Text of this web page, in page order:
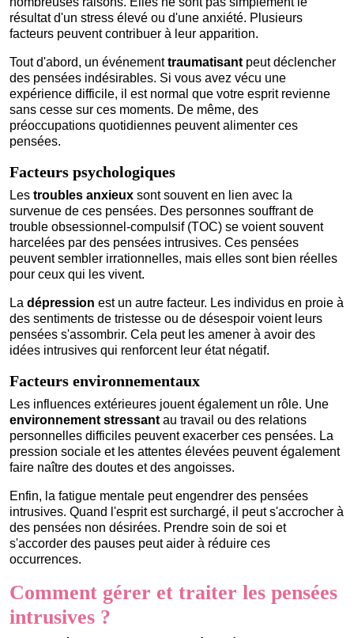
résultat d'un stress élevé ou d'une anxiété. Plusieurs
facteurs peuvent contribuer à leur apparition.
Tout d'abord, un événementtraumatisant peut déclencher
des pensées indésirables. Si vous avez vécu une
expérience difficile, il est normal que votre esprit revienne
sans cesse sur ces moments. De même, des
préoccupations quotidiennes peuvent alimenter ces
pensées.
Facteurs psychologiques
Les troubles anxieux sont souvent en lien avec la
survenue de ces pensées. Des personnes souffrant de
trouble obsessionnel-compulsif (TOC) se voient souvent
harcelées par des pensées intrusives. Ces pensées
peuvent sembler irrationnelles, mais elles sont bien réelles
pour ceux qui les vivent.
La dépression est un autre facteur. Les individus en proie à
des sentiments de tristesse ou de désespoir voient leurs
pensées s'assombrir. Cela peut les amener à avoir des
idées intrusives qui renforcent leur état négatif.
Facteurs environnementaux
Les influences extérieures jouent également un rôle. Une
environnement stressant au travail ou des relations
personnelles difficiles peuvent exacerber ces pensées. La
pression sociale et les attentes élevées peuvent également
faire naître des doutes et des angoisses.
Enfin, la fatigue mentale peut engendrer des pensées
intrusives. Quand l'esprit est surchargé, il peut s'accrocher à
des pensées non désirées. Prendre soin de soi et
s'accorder des pauses peut aider à réduire ces
occurrences.
Comment gérer et traiter les pensées
intrusives ?